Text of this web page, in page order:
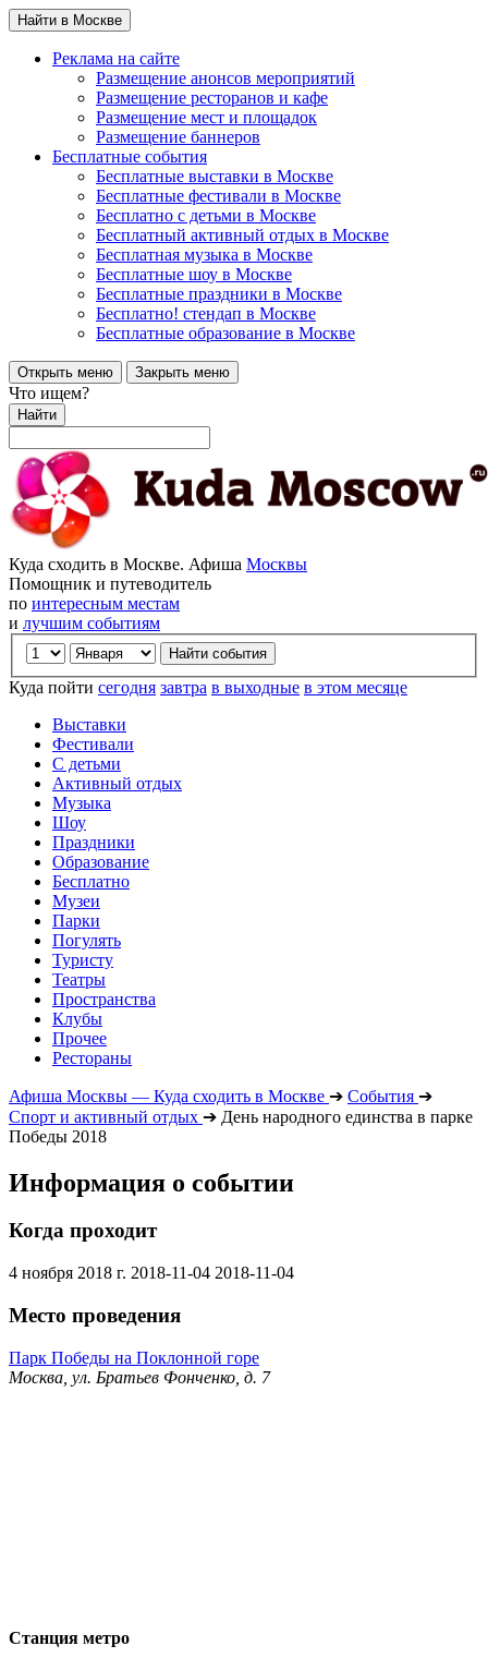
Найти в Москве
Реклама на сайте
Размещение анонсов мероприятий
Размещение ресторанов и кафе
Размещение мест и площадок
Размещение баннеров
Бесплатные события
Бесплатные выставки в Москве
Бесплатные фестивали в Москве
Бесплатно с детьми в Москве
Бесплатный активный отдых в Москве
Бесплатная музыка в Москве
Бесплатные шоу в Москве
Бесплатные праздники в Москве
Бесплатно! стендап в Москве
Бесплатные образование в Москве
Открыть меню Закрыть меню
Что ищем?
Найти
Куда сходить в Москве. Афиша Москвы
Помощник и путеводитель
по интересным местам
и лучшим событиям
Куда пойти сегодня завтра в выходные в этом месяце
Выставки
Фестивали
С детьми
Активный отдых
Музыка
Шоу
Праздники
Образование
Бесплатно
Музеи
Парки
Погулять
Туристу
Театры
Пространства
Клубы
Прочее
Рестораны
Афиша Москвы — Куда сходить в Москве ➔ События ➔
Спорт и активный отдых ➔ День народного единства в парке
Победы 2018
Информация о событии
Когда проходит
4 ноября 2018 г. 2018-11-04 2018-11-04
Место проведения
Парк Победы на Поклонной горе
Москва, ул. Братьев Фонченко, д. 7
Станция метро